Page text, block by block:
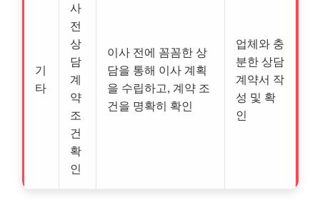
기
타
사
전
상
담
계
약
조
건
확
인
이사 전에 꼼꼼한 상
담을 통해 이사 계획
을 수립하고, 계약 조
건을 명확히 확인
업체와 충
분한 상담
계약서 작
성 및 확
인